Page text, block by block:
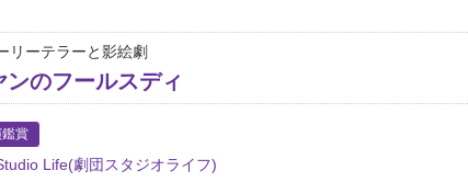
リーテラーと影絵劇
ンのフールスディ
賞
Life(劇団スタジオライフ)